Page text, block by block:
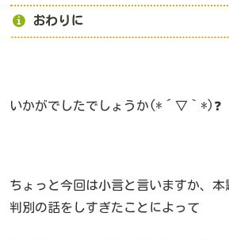
おわりに
いかがでしたでしょうか(*´▽｀*)❓
ちょっと今回は小言と言いますか、本
判別の話をしすぎたことによって